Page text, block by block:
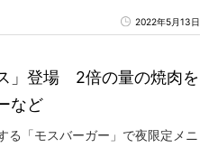
2022年5月13日
」登場 2倍の量の焼肉を
など
る「モスバーガー」で夜限定メニ